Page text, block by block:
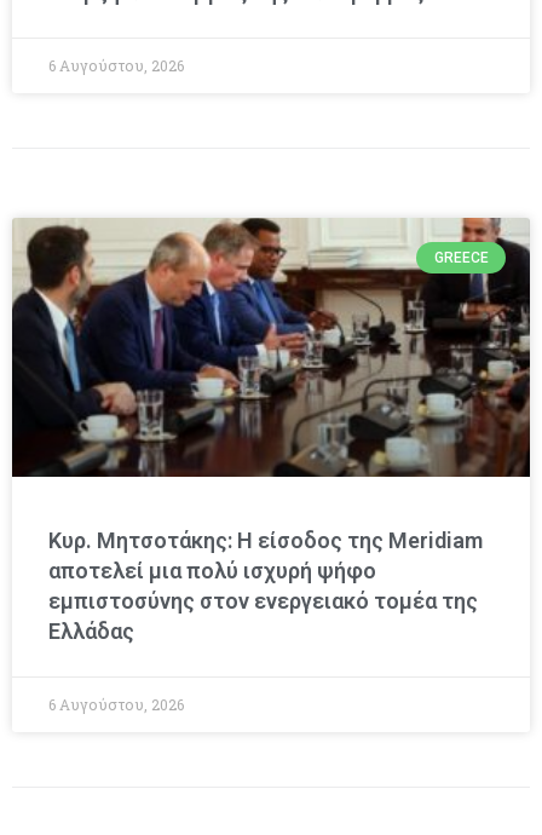
6 Αυγούστου, 2026
GREECE
Κυρ. Μητσοτάκης: Η είσοδος της Meridiam
αποτελεί μια πολύ ισχυρή ψήφο
εμπιστοσύνης στον ενεργειακό τομέα της
Ελλάδας
6 Αυγούστου, 2026